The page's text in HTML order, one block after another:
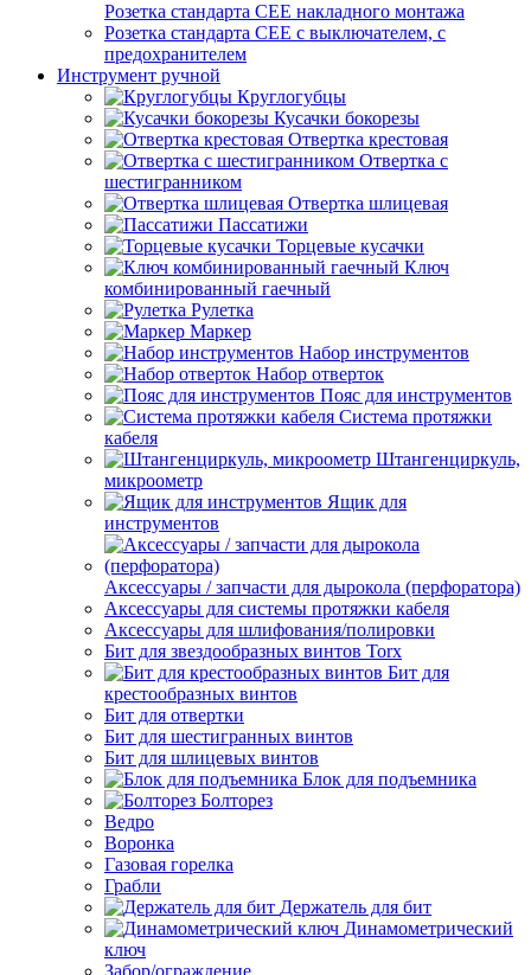
Розетка стандарта СЕЕ накладного монтажа
Розетка стандарта СЕЕ с выключателем, с
предохранителем
Инструмент ручной
Круглогубцы
Кусачки бокорезы
Отвертка крестовая
Отвертка с
шестигранником
Отвертка шлицевая
Пассатижи
Торцевые кусачки
Ключ
комбинированный гаечный
Рулетка
Маркер
Набор инструментов
Набор отверток
Пояс для инструментов
Система протяжки
кабеля
Штангенциркуль,
микроометр
Ящик для
инструментов
Аксессуары / запчасти для дырокола (перфоратора)
Аксессуары для системы протяжки кабеля
Аксессуары для шлифования/полировки
Бит для звездообразных винтов Torx
Бит для
крестообразных винтов
Бит для отвертки
Бит для шестигранных винтов
Бит для шлицевых винтов
Блок для подъемника
Болторез
Ведро
Воронка
Газовая горелка
Грабли
Держатель для бит
Динамометрический
ключ
Забор/ограждение